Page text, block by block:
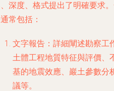
深度、格式提出了明確要求
常包括：
文字報告 ：詳細闡述勘察
土體工程地質特征與評價、
基的地震效應、巖土參數分
議等。